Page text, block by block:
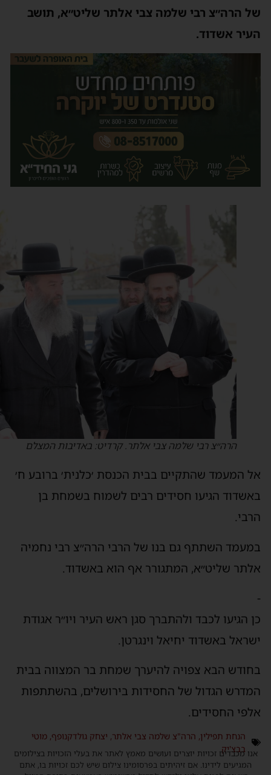
הרה״צ רבי שלמה צבי אלתר שליט״א, תושב
אשדוד.
הרה״צ רבי שלמה צבי אלתר. קרדיט: באדיבות המצלם
המעמד שהתקיים בבית הכנסת ׳כלנית׳ ברובע ח׳
הגיעו חסידים רבים לשמוח בשמחת בן
השתתף גם בנו של הרבי הרה״צ רבי נחמיה
שליט״א, המתגורר אף הוא באשדוד.
הגיעו לכבד ולהתברך סגן ראש העיר ויו״ר אגודת
באשדוד יחיאל וינגרטן.
הבא צפויה להיערך שמחת בר המצווה בבית
הגדול של החסידות בירושלים, בהשתתפות
החסידים.
הנחת תפילין,הרה"צ שלמה צבי אלתר,יצחק גולדקנופף,מוטי
בבצ'יק
אנו מכבדים זכויות יוצרים ועושים מאמץ לאתר את בעלי הזכויות בצילומים
המגיעים לידינו. אם זיהיתים בפרסומינו צילום שיש לכם זכויות בו, אתם